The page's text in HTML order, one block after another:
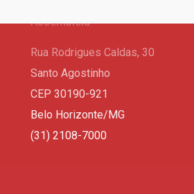
Assembleia
Rua Rodrigues Caldas, 30
Santo Agostinho
CEP 30190-921
Belo Horizonte/MG
(31) 2108-7000